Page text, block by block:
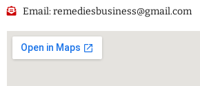
Email: remediesbusiness@gmail.com